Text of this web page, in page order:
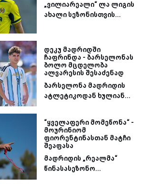
„ვილიარეალი“ ლა ლიგის
ახალი სეზონისთვის...
დეკუ მადრიდში
ჩაფრინდა - ბარსელონას
ბოლო მცდელობა
ალვარესის შესაძენად
ბარსელონა მადრიდის
ატლეტიკოდან ხულიან...
“ყველაფერი მომეწონა“ -
მოურინიომ
ფიორენტინასთან მატჩი
შეაფასა
მადრიდის „რეალმა“
წინასასეზონო...